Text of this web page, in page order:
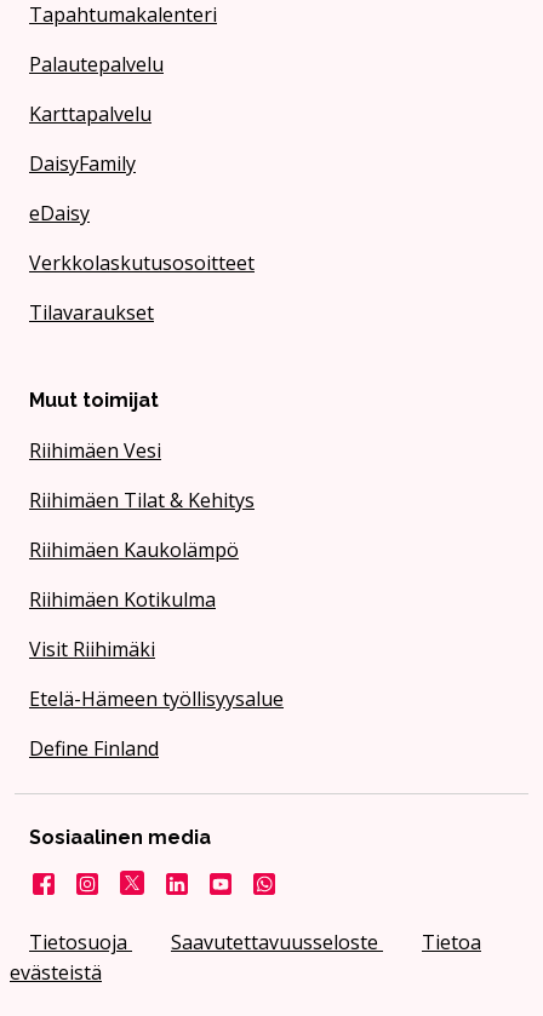
Tapahtumakalenteri
Palautepalvelu
Karttapalvelu
DaisyFamily
eDaisy
Verkkolaskutusosoitteet
Tilavaraukset
Muut toimijat
Riihimäen Vesi
Riihimäen Tilat & Kehitys
Riihimäen Kaukolämpö
Riihimäen Kotikulma
Visit Riihimäki
Etelä-Hämeen työllisyysalue
Define Finland
Tietosuoja Saavutettavuusseloste
Tietoa
evästeistä
Sosiaalinen media
FacebookInstagram
X LinkedInYouTubeKaupunki WhatsApissa